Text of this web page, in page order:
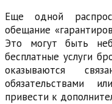
Еще одной
обещание
Это могут быть
бесплатные услуги
оказываются
обязательствами
привести к